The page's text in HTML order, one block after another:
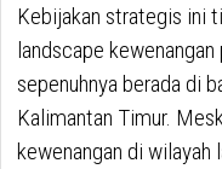
Kebijakan strategis ini
landscape
sepenuhnya berada di
Kalimantan Timur.
kewenangan di